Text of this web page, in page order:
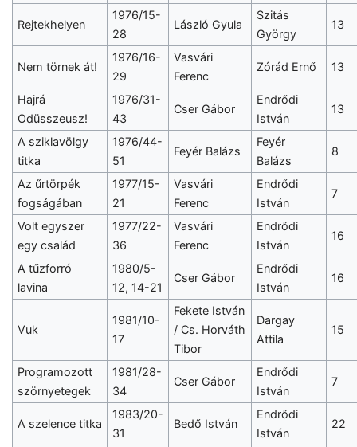
Rejtekhelyen
1976/15-
28
László Gyula
Szitás
György
13
Nem törnek át!
1976/16-
29
Vasvári
Ferenc
Zórád Ernő 13
Hajrá
Odüsszeusz!
1976/31-
43
Cser Gábor
Endrődi
István
13
A sziklavölgy
titka
1976/44-
51
Feyér Balázs
Feyér
Balázs
8
Az űrtörpék
fogságában
1977/15-
21
Vasvári
Ferenc
Endrődi
István
7
Volt egyszer
egy család
1977/22-
36
Vasvári
Ferenc
Endrődi
István
16
A tűzforró
lavina
1980/5-
12, 14-21
Cser Gábor
Endrődi
István
16
Vuk
1981/10-
17
Fekete István
/ Cs. Horváth
Tibor
Dargay
Attila
15
Programozott
szörnyetegek
1981/28-
34
Cser Gábor
Endrődi
István
7
A szelence titka
1983/20-
31
Bedő István
Endrődi
István
22